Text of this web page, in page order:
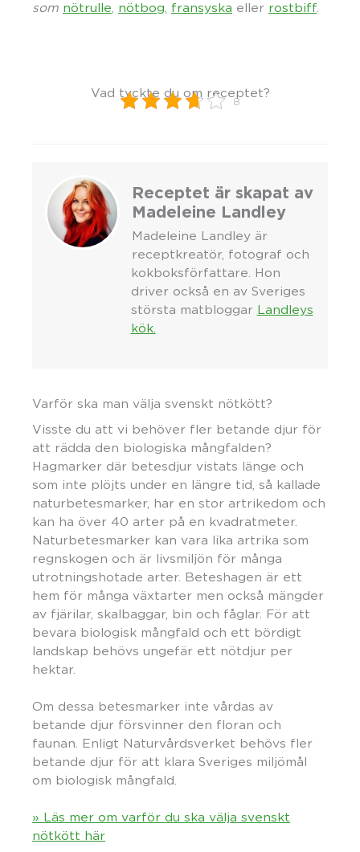
som nötrulle nötbog fransyska eller rostbiff
Vad tyckte du om receptet?
8
Receptet är skapat av
Madeleine Landley
Madeleine Landley är
receptkreatör, fotograf och
kokboksförfattare. Hon
driver också en av Sveriges
största matbloggar Landleys
kök.
Varför ska man välja svenskt nötkött?
Visste du att vi behöver fler betande djur för
att rädda den biologiska mångfalden?
Hagmarker där betesdjur vistats länge och
som inte plöjts under en längre tid, så kallade
naturbetesmarker, har en stor artrikedom och
kan ha över 40 arter på en kvadratmeter.
Naturbetesmarker kan vara lika artrika som
regnskogen och är livsmiljön för många
utrotningshotade arter. Beteshagen är ett
hem för många växtarter men också mängder
av fjärilar, skalbaggar, bin och fåglar. För att
bevara biologisk mångfald och ett bördigt
landskap behövs ungefär ett nötdjur per
hektar.
Om dessa betesmarker inte vårdas av
betande djur försvinner den floran och
faunan. Enligt Naturvårdsverket behövs fler
betande djur för att klara Sveriges miljömål
om biologisk mångfald.
» Läs mer om varför du ska välja svenskt
nötkött här